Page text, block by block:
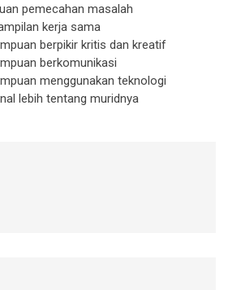
pemecahan masalah
kerja sama
berpikir kritis dan kreatif
berkomunikasi
menggunakan teknologi
lebih tentang muridnya